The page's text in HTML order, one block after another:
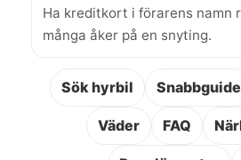
Ha kreditkort i förarens namn
många åker på en snyting.
Sök hyrbil Snabbguide
Väder FAQ